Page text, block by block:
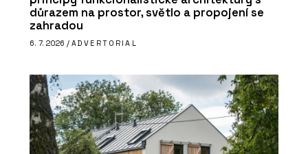
důrazem na prostor, světlo a propojení se
zahradou
6. 7. 2026 / ADVERTORIAL